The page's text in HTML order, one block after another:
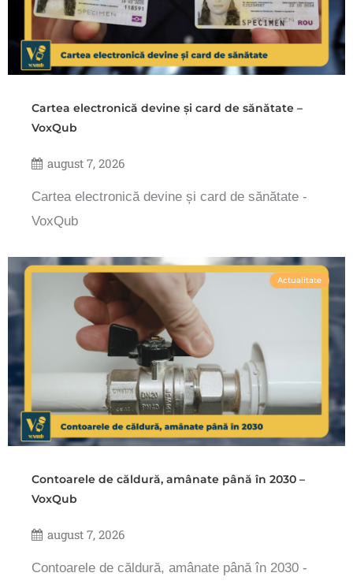
Cartea electronică devine și card de sănătate –
VoxQub
august 7, 2026
Cartea electronică devine și card de sănătate -
VoxQub
Actualitate
Contoarele de căldură, amânate până în 2030 –
VoxQub
august 7, 2026
Contoarele de căldură, amânate până în 2030 -